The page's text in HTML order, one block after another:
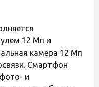
Оставить отзыв
пленка
C кабель
12 Мп и
камера 12 Мп
Смартфон
и